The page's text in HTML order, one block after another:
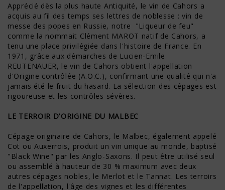
Apprécié dès la plus haute Antiquité, le vin de Cahors a
acquis au fil des temps ses lettres de noblesse : vin de
messe des popes en Russie, notre "Liqueur de feu"
comme la nommait Clément MAROT natif de Cahors, a
tenu une place privilégiée dans l'histoire de France. En
1971, grâce aux démarches de Lucien-Emile
REUTENAUER, le vin de Cahors obtient l'appellation
d'Origine contrôlée (A.O.C.), confirmant une qualité qui n'a
jamais été le fruit du hasard. La sélection des cépages est
rigoureuse et les contrôles sévères.
LE TERROIR D'ORIGINE DU MALBEC
Cépage originaire de Cahors, le Malbec, également appelé
Cot ou Auxerrois, produit un vin unique au monde, baptisé
"Black Wine" par les Anglo-Saxons. Il peut être utilisé seul
ou assemblé à hauteur de 30 % maximum avec deux
autres cépages nobles, le Merlot et le Tannat. Les terroirs
de l'appellation, l'âge des vignes et les différentes